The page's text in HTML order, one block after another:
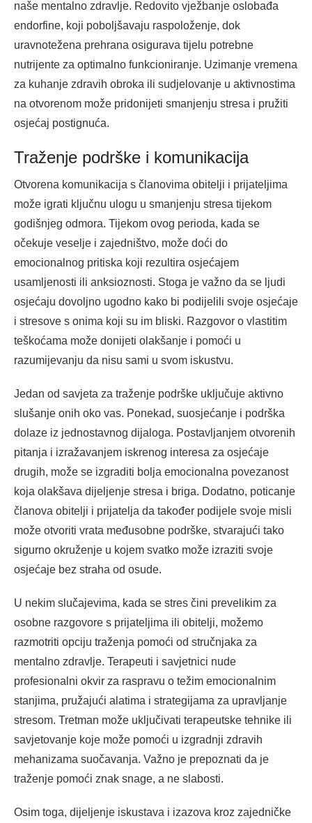
naše mentalno zdravlje. Redovito vježbanje oslobađa
endorfine, koji poboljšavaju raspoloženje, dok
uravnotežena prehrana osigurava tijelu potrebne
nutrijente za optimalno funkcioniranje. Uzimanje vremena
za kuhanje zdravih obroka ili sudjelovanje u aktivnostima
na otvorenom može pridonijeti smanjenju stresa i pružiti
osjećaj postignuća.
Traženje podrške i komunikacija
Otvorena komunikacija s članovima obitelji i prijateljima
može igrati ključnu ulogu u smanjenju stresa tijekom
godišnjeg odmora. Tijekom ovog perioda, kada se
očekuje veselje i zajedništvo, može doći do
emocionalnog pritiska koji rezultira osjećajem
usamljenosti ili anksioznosti. Stoga je važno da se ljudi
osjećaju dovoljno ugodno kako bi podijelili svoje osjećaje
i stresove s onima koji su im bliski. Razgovor o vlastitim
teškoćama može donijeti olakšanje i pomoći u
razumijevanju da nisu sami u svom iskustvu.
Jedan od savjeta za traženje podrške uključuje aktivno
slušanje onih oko vas. Ponekad, suosjećanje i podrška
dolaze iz jednostavnog dijaloga. Postavljanjem otvorenih
pitanja i izražavanjem iskrenog interesa za osjećaje
drugih, može se izgraditi bolja emocionalna povezanost
koja olakšava dijeljenje stresa i briga. Dodatno, poticanje
članova obitelji i prijatelja da također podijele svoje misli
može otvoriti vrata međusobne podrške, stvarajući tako
sigurno okruženje u kojem svatko može izraziti svoje
osjećaje bez straha od osude.
U nekim slučajevima, kada se stres čini prevelikim za
osobne razgovore s prijateljima ili obitelji, možemo
razmotriti opciju traženja pomoći od stručnjaka za
mentalno zdravlje. Terapeuti i savjetnici nude
profesionalni okvir za raspravu o težim emocionalnim
stanjima, pružajući alatima i strategijama za upravljanje
stresom. Tretman može uključivati terapeutske tehnike ili
savjetovanje koje može pomoći u izgradnji zdravih
mehanizama suočavanja. Važno je prepoznati da je
traženje pomoći znak snage, a ne slabosti.
Osim toga, dijeljenje iskustava i izazova kroz zajedničke